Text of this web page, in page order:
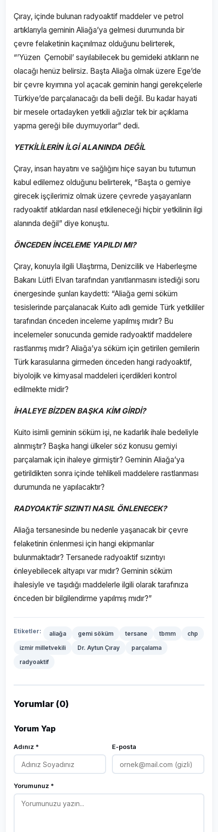
Çıray, içinde bulunan radyoaktif maddeler ve petrol
artıklarıyla geminin Aliağa’ya gelmesi durumunda bir
çevre felaketinin kaçınılmaz olduğunu belirterek,
“’Yüzen Çernobil’ sayılabilecek bu gemideki atıkların ne
olacağı henüz belirsiz. Başta Aliağa olmak üzere Ege’de
bir çevre kıyımına yol açacak geminin hangi gerekçelerle
Türkiye’de parçalanacağı da belli değil. Bu kadar hayati
bir mesele ortadayken yetkili ağızlar tek bir açıklama
yapma gereği bile duymuyorlar” dedi.
YETKİLİLERİN İLGİ ALANINDA DEĞİL
Çıray, insan hayatını ve sağlığını hiçe sayan bu tutumun
kabul edilemez olduğunu belirterek, “Başta o gemiye
girecek işçilerimiz olmak üzere çevrede yaşayanların
radyoaktif atıklardan nasıl etkileneceği hiçbir yetkilinin ilgi
alanında değil” diye konuştu.
ÖNCEDEN İNCELEME YAPILDI MI?
Çıray, konuyla ilgili Ulaştırma, Denizcilik ve Haberleşme
Bakanı Lütfi Elvan tarafından yanıtlanmasını istediği soru
önergesinde şunları kaydetti: “Aliağa gemi söküm
tesislerinde parçalanacak Kuito adlı gemide Türk yetkililer
tarafından önceden inceleme yapılmış mıdır? Bu
incelemeler sonucunda gemide radyoaktif maddelere
rastlanmış mıdır? Aliağa’ya söküm için getirilen gemilerin
Türk karasularına girmeden önceden hangi radyoaktif,
biyolojik ve kimyasal maddeleri içerdikleri kontrol
edilmekte midir?
İHALEYE BİZDEN BAŞKA KİM GİRDİ?
Kuito isimli geminin söküm işi, ne kadarlık ihale bedeliyle
alınmıştır? Başka hangi ülkeler söz konusu gemiyi
parçalamak için ihaleye girmiştir? Geminin Aliağa’ya
getirildikten sonra içinde tehlikeli maddelere rastlanması
durumunda ne yapılacaktır?
RADYOAKTİF SIZINTI NASIL ÖNLENECEK?
Aliağa tersanesinde bu nedenle yaşanacak bir çevre
felaketinin önlenmesi için hangi ekipmanlar
bulunmaktadır? Tersanede radyoaktif sızıntıyı
önleyebilecek altyapı var mıdır? Geminin söküm
ihalesiyle ve taşıdığı maddelerle ilgili olarak tarafınıza
önceden bir bilgilendirme yapılmış mıdır?”
Etiketler: aliağa gemi söküm tersane tbmm
chp
izmir milletvekili
Dr. Aytun Çıray
parçalama
radyoaktif
Yorumlar (0)
Yorum Yap
Adınız * E-posta
Yorumunuz *